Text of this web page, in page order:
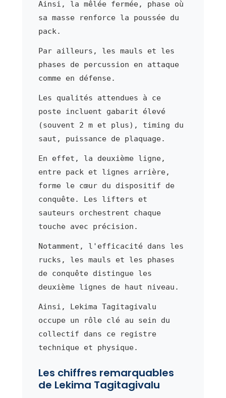
Ainsi, la mêlée fermée, phase où
sa masse renforce la poussée du
pack.
Par ailleurs, les mauls et les
phases de percussion en attaque
comme en défense.
Les qualités attendues à ce
poste incluent gabarit élevé
(souvent 2 m et plus), timing du
saut, puissance de plaquage.
En effet, la deuxième ligne,
entre pack et lignes arrière,
forme le cœur du dispositif de
conquête. Les lifters et
sauteurs orchestrent chaque
touche avec précision.
Notamment, l'efficacité dans les
rucks, les mauls et les phases
de conquête distingue les
deuxième lignes de haut niveau.
Ainsi, Lekima Tagitagivalu
occupe un rôle clé au sein du
collectif dans ce registre
technique et physique.
Les chiffres remarquables
de Lekima Tagitagivalu